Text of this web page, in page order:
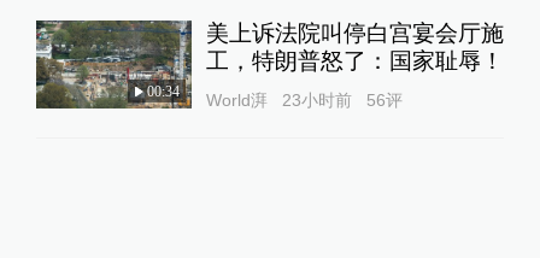
00:34
美上诉法院叫停白宫宴会厅施
工，特朗普怒了：国家耻辱！
World湃 23小时前 56评